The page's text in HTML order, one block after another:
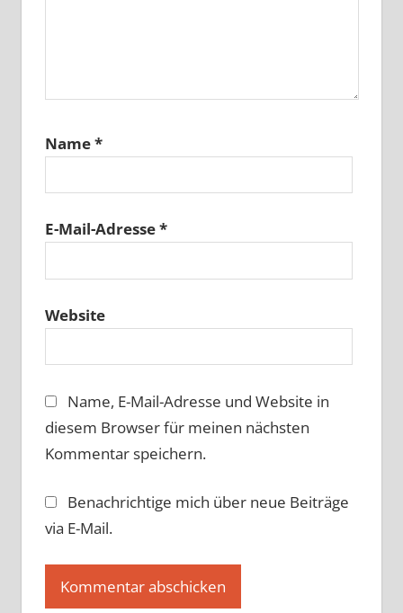
Name*
E-Mail-Adresse*
Website
Name, E-Mail-Adresse und Website in
diesem Browser für meinen nächsten
Kommentar speichern.
Benachrichtige mich über neue Beiträge
via E-Mail.